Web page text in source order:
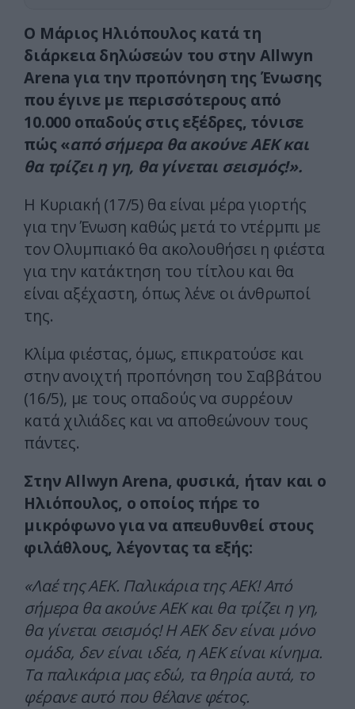
Ο Μάριος Ηλιόπουλος κατά τη
διάρκεια δηλώσεών του στην Allwyn
Arena για την προπόνηση της Ένωσης
που έγινε με περισσότερους από
10.000 οπαδούς στις εξέδρες, τόνισε
πώς «από σήμερα θα ακούνε ΑΕΚ και
θα τρίζει η γη, θα γίνεται σεισμός!».
Η Κυριακή (17/5) θα είναι μέρα γιορτής
για την Ένωση καθώς μετά το ντέρμπι με
τον Ολυμπιακό θα ακολουθήσει η φιέστα
για την κατάκτηση του τίτλου και θα
είναι αξέχαστη, όπως λένε οι άνθρωποί
της.
Κλίμα φιέστας, όμως, επικρατούσε και
στην ανοιχτή προπόνηση του Σαββάτου
(16/5), με τους οπαδούς να συρρέουν
κατά χιλιάδες και να αποθεώνουν τους
πάντες.
Στην Allwyn Arena, φυσικά, ήταν και ο
Ηλιόπουλος, ο οποίος πήρε το
μικρόφωνο για να απευθυνθεί στους
φιλάθλους, λέγοντας τα εξής:
«Λαέ της ΑΕΚ. Παλικάρια της ΑΕΚ! Από
σήμερα θα ακούνε ΑΕΚ και θα τρίζει η γη,
θα γίνεται σεισμός! Η ΑΕΚ δεν είναι μόνο
ομάδα, δεν είναι ιδέα, η ΑΕΚ είναι κίνημα.
Τα παλικάρια μας εδώ, τα θηρία αυτά, το
φέρανε αυτό που θέλανε φέτος.